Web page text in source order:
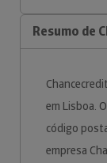
Resumo de
em Lisboa.
código
empresa